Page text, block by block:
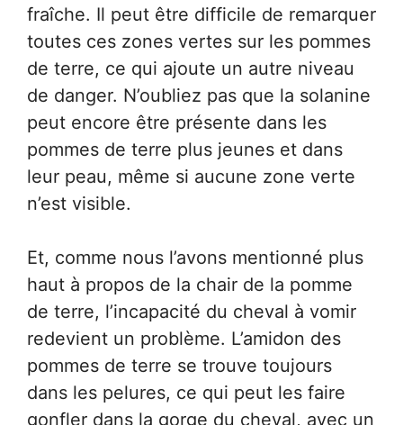
fraîche. Il peut être difficile de remarquer
toutes ces zones vertes sur les pommes
de terre, ce qui ajoute un autre niveau
de danger. N’oubliez pas que la solanine
peut encore être présente dans les
pommes de terre plus jeunes et dans
leur peau, même si aucune zone verte
n’est visible.
Et, comme nous l’avons mentionné plus
haut à propos de la chair de la pomme
de terre, l’incapacité du cheval à vomir
redevient un problème. L’amidon des
pommes de terre se trouve toujours
dans les pelures, ce qui peut les faire
gonfler dans la gorge du cheval, avec un